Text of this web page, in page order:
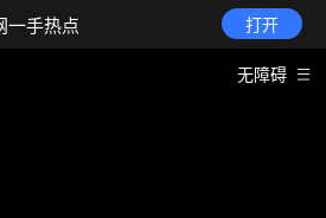
一手热点 打开
无障碍